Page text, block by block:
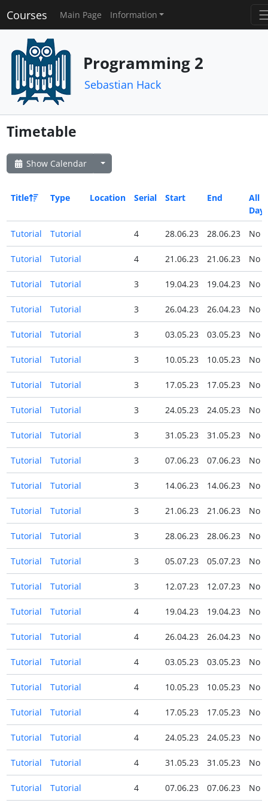
Courses Main Page Information
Programming 2
Sebastian Hack
Timetable
Show Calendar
Title Type Location Serial Start End
All
Day
Tutorial Tutorial 4 28.06.23 28.06.23 No
Tutorial Tutorial 4 21.06.23 21.06.23 No
Tutorial Tutorial 3 19.04.23 19.04.23 No
Tutorial Tutorial 3 26.04.23 26.04.23 No
Tutorial Tutorial 3 03.05.23 03.05.23 No
Tutorial Tutorial 3 10.05.23 10.05.23 No
Tutorial Tutorial 3 17.05.23 17.05.23 No
Tutorial Tutorial 3 24.05.23 24.05.23 No
Tutorial Tutorial 3 31.05.23 31.05.23 No
Tutorial Tutorial 3 07.06.23 07.06.23 No
Tutorial Tutorial 3 14.06.23 14.06.23 No
Tutorial Tutorial 3 21.06.23 21.06.23 No
Tutorial Tutorial 3 28.06.23 28.06.23 No
Tutorial Tutorial 3 05.07.23 05.07.23 No
Tutorial Tutorial 3 12.07.23 12.07.23 No
Tutorial Tutorial 4 19.04.23 19.04.23 No
Tutorial Tutorial 4 26.04.23 26.04.23 No
Tutorial Tutorial 4 03.05.23 03.05.23 No
Tutorial Tutorial 4 10.05.23 10.05.23 No
Tutorial Tutorial 4 17.05.23 17.05.23 No
Tutorial Tutorial 4 24.05.23 24.05.23 No
Tutorial Tutorial 4 31.05.23 31.05.23 No
Tutorial Tutorial 4 07.06.23 07.06.23 No